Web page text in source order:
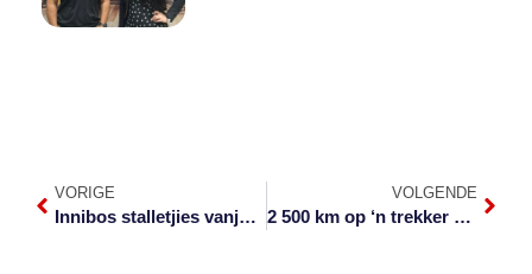
VORIGE
Innibos stalletjies vanjaar splinternuut en kleurvol
VOLGENDE
2 500 km op ‘n trekker vir welsyn